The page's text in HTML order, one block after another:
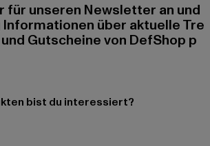
für unseren Newsletter an und
über aktuelle Tre
Gutscheine von DefShop p
bist du interessiert?